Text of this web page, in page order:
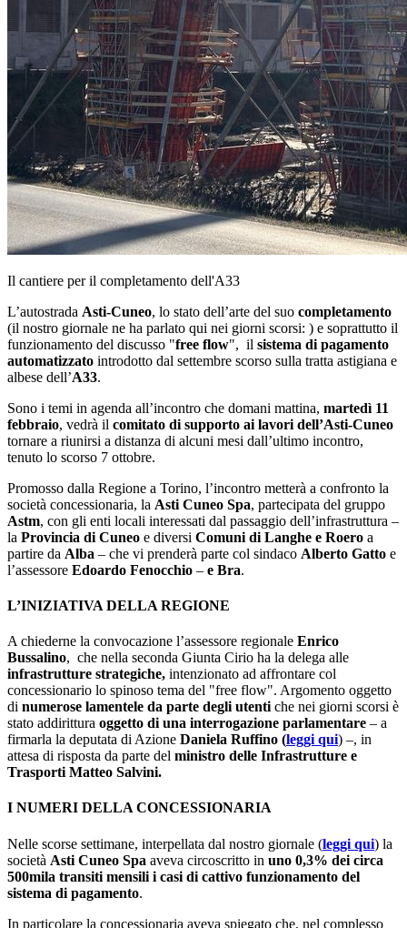
Il cantiere per il completamento dell'A33
L’autostrada Asti-Cuneo, lo stato dell’arte del suo completamento
(il nostro giornale ne ha parlato qui nei giorni scorsi: ) e soprattutto il
funzionamento del discusso "free flow", il sistema di pagamento
automatizzato introdotto dal settembre scorso sulla tratta astigiana e
albese dell’A33.
Sono i temi in agenda all’incontro che domani mattina, martedì 11
febbraio, vedrà il comitato di supporto ai lavori dell’Asti-Cuneo
tornare a riunirsi a distanza di alcuni mesi dall’ultimo incontro,
tenuto lo scorso 7 ottobre.
Promosso dalla Regione a Torino, l’incontro metterà a confronto la
società concessionaria, la Asti Cuneo Spa, partecipata del gruppo
Astm, con gli enti locali interessati dal passaggio dell’infrastruttura –
la Provincia di Cuneo e diversi Comuni di Langhe e Roero a
partire da Alba – che vi prenderà parte col sindaco Alberto Gatto e
l’assessore Edoardo Fenocchio – e Bra.
L’INIZIATIVA DELLA REGIONE
A chiederne la convocazione l’assessore regionale Enrico
Bussalino, che nella seconda Giunta Cirio ha la delega alle
infrastrutture strategiche, intenzionato ad affrontare col
concessionario lo spinoso tema del "free flow". Argomento oggetto
di numerose lamentele da parte degli utenti che nei giorni scorsi è
stato addirittura oggetto di una interrogazione parlamentare – a
firmarla la deputata di Azione Daniela Ruffino (leggi qui) –, in
attesa di risposta da parte del ministro delle Infrastrutture e
Trasporti Matteo Salvini.
I NUMERI DELLA CONCESSIONARIA
Nelle scorse settimane, interpellata dal nostro giornale (leggi qui) la
società Asti Cuneo Spa aveva circoscritto in uno 0,3% dei circa
500mila transiti mensili i casi di cattivo funzionamento del
sistema di pagamento.
In particolare la concessionaria aveva spiegato che, nel complesso